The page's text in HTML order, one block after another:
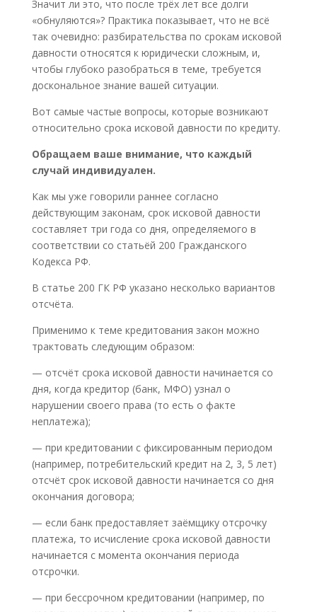
Значит ли это, что после трёх лет все долги
«обнуляются»? Практика показывает, что не всё
так очевидно: разбирательства по срокам исковой
давности относятся к юридически сложным, и,
чтобы глубоко разобраться в теме, требуется
доскональное знание вашей ситуации.
Вот самые частые вопросы, которые возникают
относительно срока исковой давности по кредиту.
Обращаем ваше внимание, что каждый
случай индивидуален.
Как мы уже говорили раннее согласно
действующим законам, срок исковой давности
составляет три года со дня, определяемого в
соответствии со статьёй 200 Гражданского
Кодекса РФ.
В статье 200 ГК РФ указано несколько вариантов
отсчёта.
Применимо к теме кредитования закон можно
трактовать следующим образом:
— отсчёт срока исковой давности начинается со
дня, когда кредитор (банк, МФО) узнал о
нарушении своего права (то есть о факте
неплатежа);
— при кредитовании с фиксированным периодом
(например, потребительский кредит на 2, 3, 5 лет)
отсчёт срок исковой давности начинается со дня
окончания договора;
— если банк предоставляет заёмщику отсрочку
платежа, то исчисление срока исковой давности
начинается с момента окончания периода
отсрочки.
— при бессрочном кредитовании (например, по